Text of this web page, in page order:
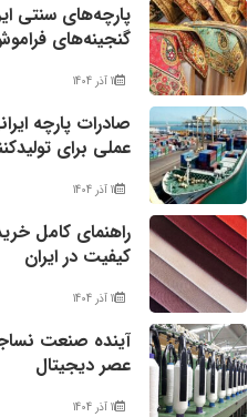
پارچه‌های سنتی
گنجینه‌های
11 آذر 1404
صادرات پارچه
عملی برای
11 آذر 1404
راهنمای کامل
کیفیت در ایران
11 آذر 1404
آینده صنعت
عصر دیجیتال
11 آذر 1404